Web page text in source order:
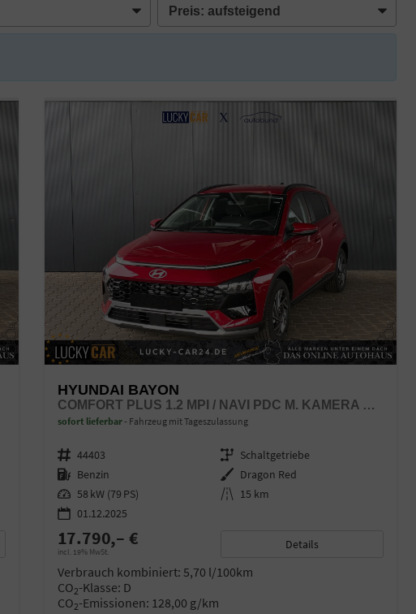
HYUNDAI BAYON
COMFORT PLUS 1.2 MPI / NAVI PDC M. KAMERA KLIMAAUTOM./ LED SITZ & LENKR.HEIZ/ ALU16
sofort lieferbar Fahrzeug mit Tageszulassung
Fahrzeugnr. 44403 Getriebe Schaltgetriebe
Kraftstoff Benzin Außenfarbe Dragon Red
Leistung 58 kW (79 PS) Kilometerstand 15 km
01.12.2025
17.790,– €
incl. 19% MwSt.
Details
Verbrauch kombiniert: 5,70 l/100km
CO2-Klasse: D
CO2-Emissionen: 128,00 g/km